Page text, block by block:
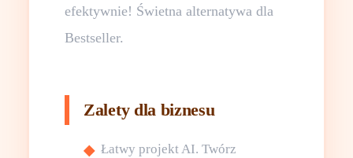
efektywnie! Świetna alternatywa dla
Bestseller.
Zalety dla biznesu
Łatwy projekt AI. Twórz